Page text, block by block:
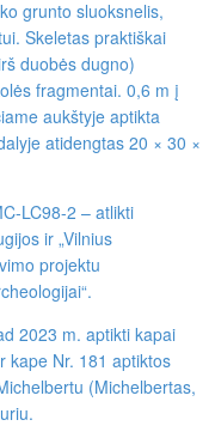
grunto sluoksnelis,
Skeletas praktiškai
duobės dugno)
fragmentai. 0,6 m į
aukštyje aptikta
atidengtas 20 × 30 ×
LC98-2 – atlikti
ir „Vilnius
projektu
2023 m. aptikti kapai
kape Nr. 181 aptiktos
(Michelbertas,